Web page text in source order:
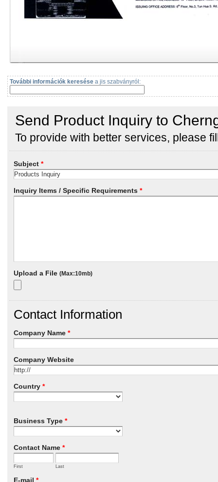
További információk keresése a jis szabványról: